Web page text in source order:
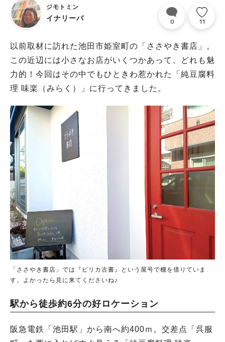
ジモトミン
イナリーバ 0 11
以前取材に訪れた池田市姫室町の「ささやき書店」。
この近辺には小さなお店がいくつかあって、どれも魅
力的！今回はその中でもひときわ惹かれた「純豆腐料
理 味楽（みらく）」に行ってきました。
「ささやき書店」では『ピリカ古書』という屋号で棚を借りていま
す。よかったら見に来てくださいね♪
駅から徒歩約6分の好ロケーション
阪急電鉄「池田駅」から南へ約400ｍ。交差点「呉服